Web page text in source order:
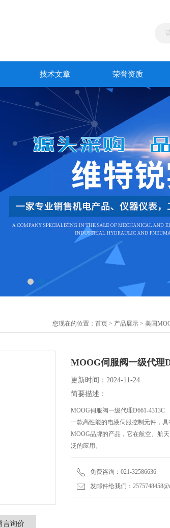
技术文章 荣誉资质
您现在的位置： 首页 > 产品展示 > 美国
MOOG伺服阀一级代理
更新时间：2024-11-24
简要描述：
MOOG伺服阀一级代理D661-4313C
一款高性能的电液伺服控制元件，
MOOG品牌的产品，它在航空、航
泛的应用。
免费咨询：021-32586636
发邮件给我们：
言询价